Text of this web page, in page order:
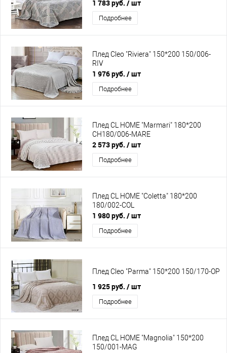
1 783 руб. / шт
Подробнее
Плед Cleo "Riviera" 150*200 150/006-
RIV
1 976 руб. / шт
Подробнее
Плед CL HOME "Marmari" 180*200
CH180/006-MARE
2 573 руб. / шт
Подробнее
Плед CL HOME "Coletta" 180*200
180/002-COL
1 980 руб. / шт
Подробнее
Плед Cleo "Parma" 150*200 150/170-OP
1 925 руб. / шт
Подробнее
Плед CL HOME "Magnolia" 150*200
150/001-MAG